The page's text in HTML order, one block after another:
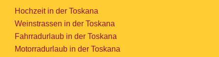
Hochzeit in der Toskana
Weinstrassen in der Toskana
Fahrradurlaub in der Toskana
Motorradurlaub in der Toskana